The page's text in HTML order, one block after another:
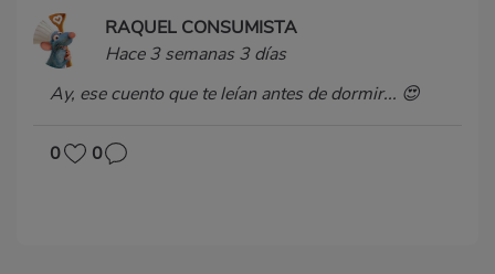
RAQUEL CONSUMISTA
Hace 3 semanas 3 días
Ay, ese cuento que te leían antes de dormir... 😍
0 0